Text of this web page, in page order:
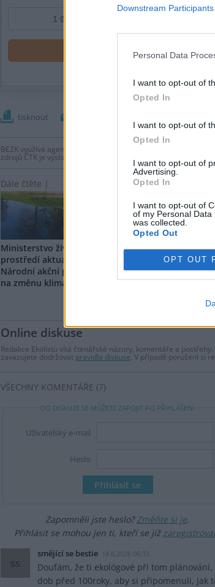
Downstream Participants
Personal Data
I want to opt-out of
Opted In
I want to opt-out of
Opted In
I want to opt-out of
Advertising.
Opted In
I want to opt-out of
of my Personal
was collected.
Opted Out
OPT OUT
tisknout
BEZK využívá agenturní zpravodajství ČTK, která si vyhrazuje
zdrojů ČTK je výslovně zakázáno bez předchozího písemného
Dále čtěte |
Ministerstvo životního
prostředí aktualizovalo
Národní akční plán adaptace
na změnu klimatu
U Mallorky mělo
rekordních 33
meteorologové
Online diskuse
Redakce Ekolistu vítá čtenářské názory, komentáře a
zavazujete dodržovat pravidla diskuse. V případě porušení si
VŠECHNY KOMENTÁŘE (7)
DO DISKUZE SE MŮŽETE ZAPOJIT PO PŘIHLÁŠENÍ
Uživatelský e-mail
Heslo
Zapomněli jste heslo?Změňte si je.
Přihlásit se mohou jen ti, kteří se již
ss
smějící se bestie 18.6.2026 06:33
Doufám, že ti ekológové při tom
dob před 100roky, aby si připomenuli, jak